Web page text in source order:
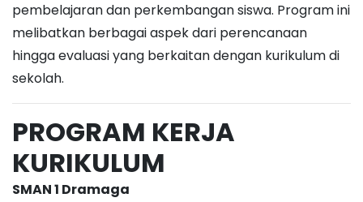
pembelajaran dan perkembangan siswa. Program ini
melibatkan berbagai aspek dari perencanaan
hingga evaluasi yang berkaitan dengan kurikulum di
sekolah.
PROGRAM KERJA
KURIKULUM
SMAN 1 Dramaga